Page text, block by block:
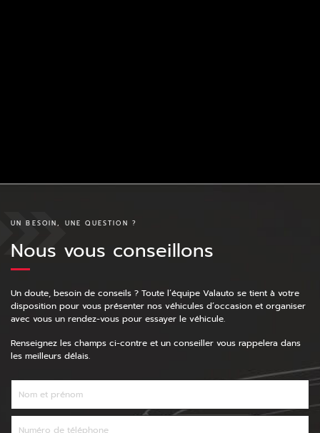
UN BESOIN, UNE QUESTION ?
Nous vous conseillons
Un doute, besoin de conseils ? Toute l’équipe Valauto se tient à votre
disposition pour vous présenter nos véhicules d’occasion et organiser
avec vous un rendez-vous pour essayer le véhicule.
Renseignez les champs ci-contre et un conseiller vous rappelera dans
les meilleurs délais.